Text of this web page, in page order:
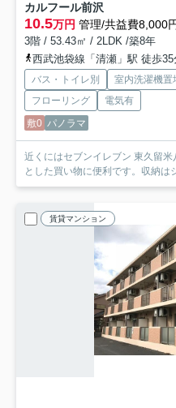
カルフール前沢
10.5万円 管理/共益費8,000
3階 / 53.43㎡ / 2LDK /築8年
西武池袋線「清瀬」駅 徒歩35
バス・トイレ別 室内洗濯機置
フローリング
電気有
敷0 パノラマ
近くにはセブンイレブン 東久留
とした買い物に便利です。収納は
賃貸マンション